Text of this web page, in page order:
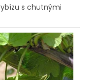
s chutnými